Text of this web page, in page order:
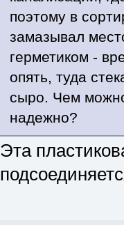
поэтому в
замазывал
герметиком -
опять, туда
сыро. Чем
надежно?
Эта